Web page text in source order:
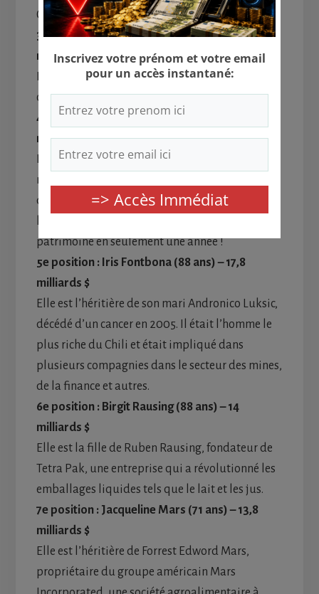
C’est elle qui a hérité du fondateur de L’Oréal.
3e position : Alice Walton (62 ans) – 23,3
milliards $
Fille unique, Alice Walton a également hérité du
célèbre fondateur de Wal-Mart.
4e position : Georgina Rinehart (58 ans) – 18
milliards $
Femme d’affaires oeuvrant dans le secteur
minier, Georgina est l’héritière de la compagnie
de son père Hancock Prospecting. Elle passe de
patrimoine en seulement une année !
5e position : Iris Fontbona (88 ans) – 17,8
milliards $
Elle est l’héritière de son mari Andronico Luksic,
décédé d’un cancer en 2005. Il était l’homme le
plus riche du Chili et était impliqué dans
plusieurs compagnies dans le secteur des mines,
de la finance et autres.
6e position : Birgit Rausing (88 ans) – 14
milliards $
Elle est la fille de Ruben Rausing, fondateur de
Tetra Pak, une entreprise qui a révolutionné les
emballages liquides tels que le lait et les jus.
7e position : Jacqueline Mars (71 ans) – 13,8
milliards $
Elle est l’héritière de Forrest Edword Mars,
propriétaire du groupe américain Mars